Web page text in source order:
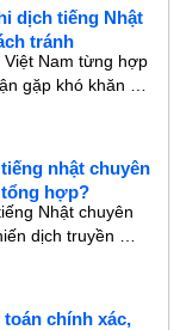
dịch tiếng Nhật
tránh
Nam từng hợp
gặp khó khăn …
nhật chuyên
hợp?
Nhật chuyên
dịch truyền …
chính xác,